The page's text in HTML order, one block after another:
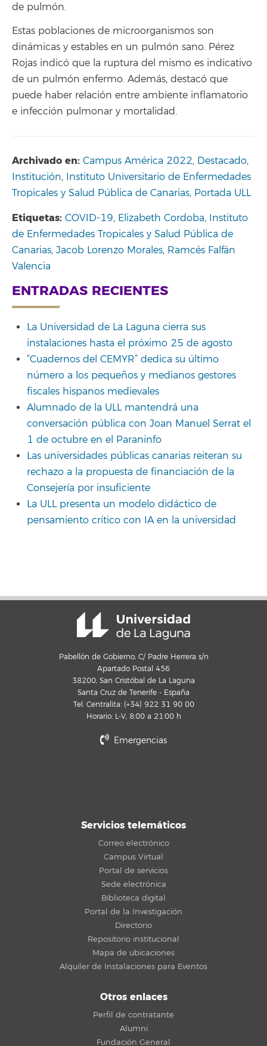
de pulmón.
Estas poblaciones de microorganismos son
dinámicas y estables en un pulmón sano. Pérez
Rojas indicó que la ruptura del mismo es indicativo
de un pulmón enfermo. Además, destacó que
puede haber relación entre ambiente inflamatorio
e infección pulmonar y mortalidad.
Archivado en: Campus América 2022, Destacado,
Institución, Instituto Universitario de Enfermedades
Tropicales y Salud Pública de Canarias, Portada ULL
Etiquetas: COVID-19, Elizabeth Cordoba, Instituto
de Enfermedades Tropicales y Salud Pública de
Canarias, Jacob Lorenzo Morales, Ramcés Falfán
Valencia
ENTRADAS RECIENTES
La Universidad de La Laguna cierra sus
instalaciones hasta el próximo 25 de agosto
“Cuadernos del CEMYR” dedica su último
número a los pequeños y medianos gestores
fiscales hispanos medievales
Alumnado de la ULL mantendrá una
conversación pública con Joan Manuel Serrat el
1 de octubre en el Paraninfo
Las universidades públicas canarias reiteran su
rechazo a la propuesta de financiación de la
Consejería por insuficiente
La ULL presenta un modelo didáctico de
pensamiento crítico con IA en la universidad
Pabellón de Gobierno, C/ Padre Herrera s/n
Apartado Postal 456
38200, San Cristóbal de La Laguna
Santa Cruz de Tenerife - España
Tel. Centralita: (+34) 922 31 90 00
Horario: L-V, 8:00 a 21:00 h
Emergencias
Servicios telemáticos
Correo electrónico
Campus Virtual
Portal de servicios
Sede electrónica
Biblioteca digital
Portal de la Investigación
Directorio
Repositorio institucional
Mapa de ubicaciones
Alquiler de Instalaciones para Eventos
Otros enlaces
Perfil de contratante
Alumni
Fundación General